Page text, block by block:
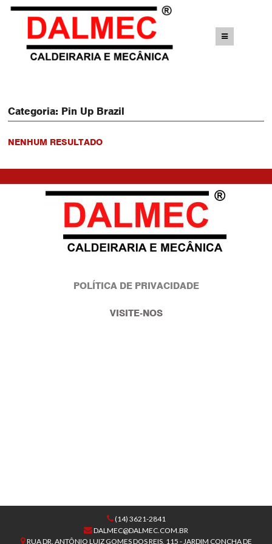
Categoria: Pin Up Brazil
NENHUM RESULTADO
POLÍTICA DE PRIVACIDADE
VISITE-NOS
(14) 3621-2841
DALMEC@DALMEC.COM.BR
RUA DR. ANTÔNIO LUIZ GOMES DOS REIS, 115 - JARDIM CONCHA DE